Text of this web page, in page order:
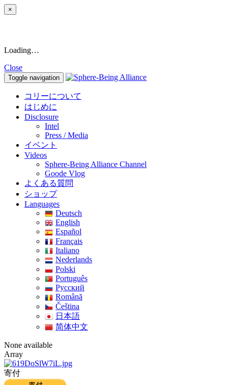
×
Loading…
Close
Toggle navigation
コリーについて
はじめに
Disclosure
Intel
Press / Media
イベント
Videos
Sphere-Being Alliance Channel
Goode Vlog
よくある質問
ショップ
Languages
Deutsch
English
Español
Français
Italiano
Nederlands
Polski
Português
Pусский
Română
Čeština
日本語
简体中文
None available
Array
寄付